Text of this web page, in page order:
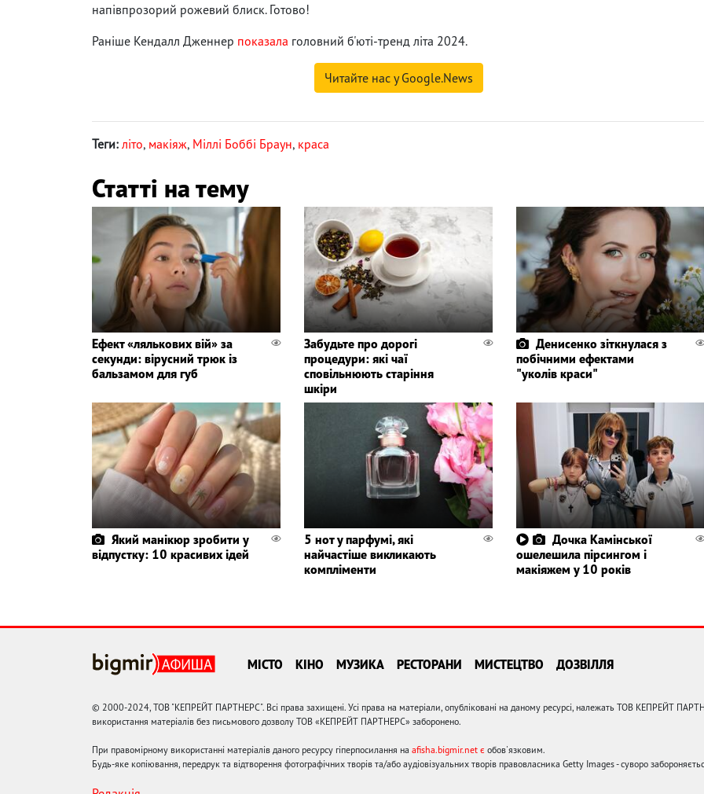
напівпрозорий рожевий блиск. Готово!
Раніше Кендалл Дженнер показала головний б'юті-тренд літа 2024.
Читайте нас у Google.News
Теги: літо, макіяж, Міллі Боббі Браун, краса
Статті на тему
Ефект «лялькових вій» за
секунди: вірусний трюк із
бальзамом для губ
Забудьте про дорогі
процедури: які чаї
сповільнюють старіння
шкіри
Денисенко зіткнулася з
побічними ефектами
"уколів краси"
Який манікюр зробити у
відпустку: 10 красивих ідей
5 нот у парфумі, які
найчастіше викликають
компліменти
Дочка Камінської
ошелешила пірсингом і
макіяжем у 10 років
МІСТО КІНО МУЗИКА РЕСТОРАНИ МИСТЕЦТВО ДОЗВІЛЛЯ
© 2000-2024, ТОВ "КЕПРЕЙТ ПАРТНЕРС". Всі права захищені. Усі права на матеріали, опубліковані на даному ресурсі, належать ТОВ КЕПРЕЙТ
використання матеріалів без письмового дозволу ТОВ «КЕПРЕЙТ ПАРТНЕРС» заборонено.
При правомірному використанні матеріалів даного ресурсу гіперпосилання на afisha.bigmir.net є обов'язковим.
Будь-яке копіювання, передрук та відтворення фотографічних творів та/або аудіовізуальних творів правовласника Getty Images - суворо